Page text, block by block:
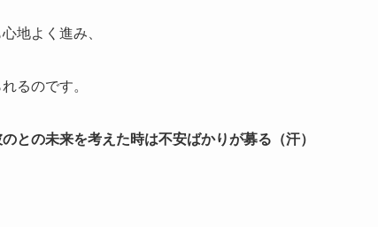
地よく進み、
るのです。
との未来を考えた時は不安ばかりが募る（汗）